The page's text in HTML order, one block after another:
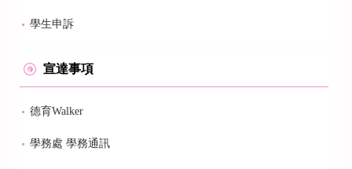
學生申訴
宣達事項
德育Walker
學務處 學務通訊